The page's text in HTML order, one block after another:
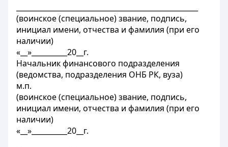
(воинское (специальное) звание, подпись,
инициал имени, отчества и фамилия (при его
наличии)
«__»__________20__г.
Начальник финансового подразделения
(ведомства, подразделения ОНБ РК, вуза)
м.п.
(воинское (специальное) звание, подпись,
инициал имени, отчества и фамилия (при его
наличии)
«__»__________20__г.